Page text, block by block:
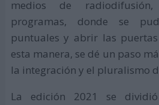
medios de
programas, donde se
puntuales y abrir las
esta manera, se dé un paso
la integración y el pluralismo
La edición 2021 se